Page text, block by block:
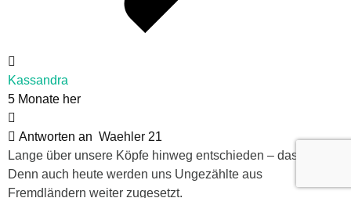
Kassandra
5 Monate her
Antworten an Waehler 21
Lange über unsere Köpfe hinweg entschieden – das.
Denn auch heute werden uns Ungezählte aus
Fremdländern weiter zugesetzt.